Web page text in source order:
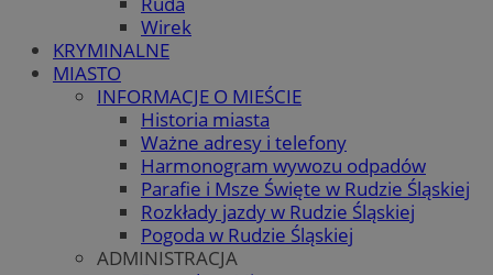
Wirek
KRYMINALNE
MIASTO
INFORMACJE O MIEŚCIE
Historia miasta
Ważne adresy i telefony
Harmonogram wywozu odpadów
Parafie i Msze Święte w Rudzie Śląskiej
Rozkłady jazdy w Rudzie Śląskiej
Pogoda w Rudzie Śląskiej
ADMINISTRACJA